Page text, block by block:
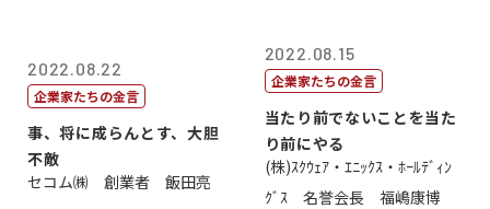
2022.08.22
企業家たちの金言
事、将に成らんとす、大胆
不敵
セコム㈱ 創業者 飯田亮
2022.08.15
企業家たちの金言
当たり前でないことを当た
り前にやる
(株)ｽｸｳｪｱ・ｴﾆｯｸｽ・ﾎｰﾙﾃﾞｨﾝ
ｸﾞｽ 名誉会長 福嶋康博